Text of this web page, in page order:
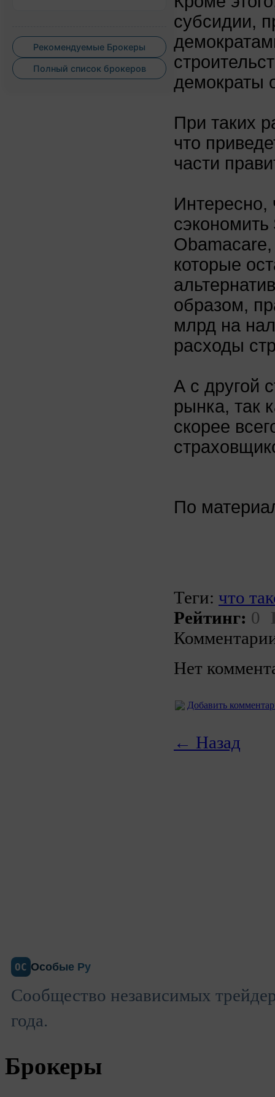
Рекомендуемые Брокеры
Полный список брокеров
субсидии,
демократы
При таких
что
части
Интересно,
которые
образом,
млрд на
расходы
А с другой
рынка, так
скорее
По
Теги: что
Рейтинг: 0
Нет
Добавить
← Назад
ОС Особые Ру
Сообщество независимых
года.
Брокеры